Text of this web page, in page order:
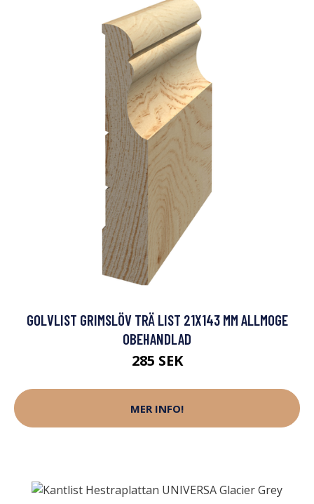
GOLVLIST GRIMSLÖV TRÄ LIST 21X143 MM ALLMOGE
OBEHANDLAD
285 SEK
MER INFO!